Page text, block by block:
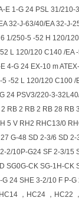
E 1-G 24 PSL 31/
32-J-63/40/EA 32-
1/250-5 -52 H 120/
L 120/120 C140 /
4-G 24 EX-10 m
-52 L 120/120 C100
24 PSV3/220-3-
RB 2 RB 2 RB 28
5 V RH2 RHC13/0
G-48 SD 2-3/6 SD
2/10P-G24 SF 2-3/
SG0G-CK SG-1H-
24 SHE 3-2/10 F
，HC24 ，HC22